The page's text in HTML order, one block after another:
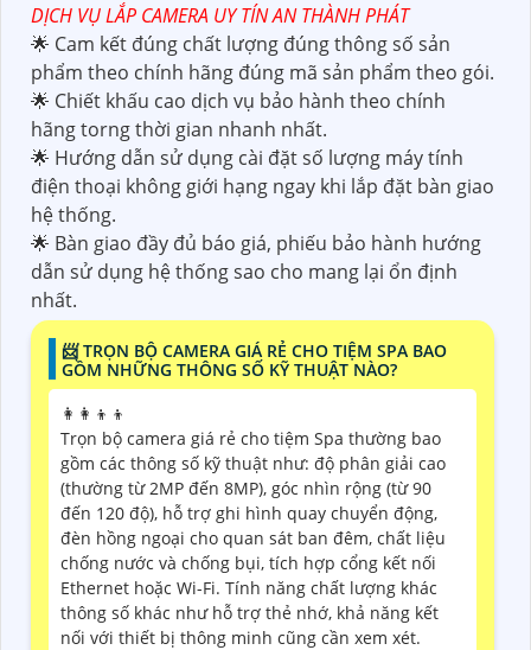
DỊCH VỤ LẮP CAMERA UY TÍN AN THÀNH PHÁT
🌟 Cam kết đúng chất lượng đúng thông số sản
phẩm theo chính hãng đúng mã sản phẩm theo gói.
🌟 Chiết khấu cao dịch vụ bảo hành theo chính
hãng torng thời gian nhanh nhất.
🌟 Hướng dẫn sử dụng cài đặt số lượng máy tính
điện thoại không giới hạng ngay khi lắp đặt bàn giao
hệ thống.
🌟 Bàn giao đầy đủ báo giá, phiếu bảo hành hướng
dẫn sử dụng hệ thống sao cho mang lại ổn định
nhất.
📨 TRỌN BỘ CAMERA GIÁ RẺ CHO TIỆM SPA BAO
GỒM NHỮNG THÔNG SỐ KỸ THUẬT NÀO?
👩‍👩‍👦‍👦
Trọn bộ camera giá rẻ cho tiệm Spa thường bao
gồm các thông số kỹ thuật như: độ phân giải cao
(thường từ 2MP đến 8MP), góc nhìn rộng (từ 90
đến 120 độ), hỗ trợ ghi hình quay chuyển động,
đèn hồng ngoại cho quan sát ban đêm, chất liệu
chống nước và chống bụi, tích hợp cổng kết nối
Ethernet hoặc Wi-Fi. Tính năng chất lượng khác
thông số khác như hỗ trợ thẻ nhớ, khả năng kết
nối với thiết bị thông minh cũng cần xem xét.